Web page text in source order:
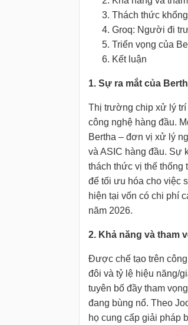
Thách thức
Groq: Người đi
Triển vọng của
Kết luận
1. Sự ra mắt của
Thị trường chip xử lý trí
công nghệ hàng đầu.
Bertha – đơn vị xử lý
và ASIC hàng đầu. Sự
thách thức vị thế thống
để tối ưu hóa cho việc
hiện tại vốn có chi phí
năm 2026.
2. Khả năng và tham
Được chế tạo trên
đôi và tỷ lệ hiệu năng/
tuyên bố đầy tham
đang bùng nổ. Theo
họ cung cấp giải pháp